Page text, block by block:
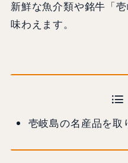
新鮮な魚介類や銘牛「
味わえます。
壱岐島の名産品を取